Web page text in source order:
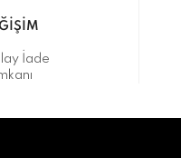
İade